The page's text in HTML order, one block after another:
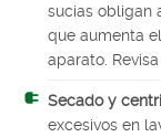
sucias obligan
que aumenta
aparato.
Secado y
excesivos en